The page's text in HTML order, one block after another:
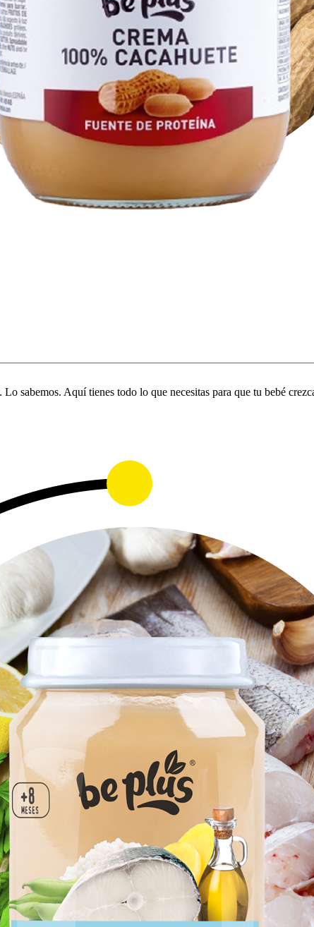
sabemos. Aquí tienes todo lo que necesitas para que tu bebé